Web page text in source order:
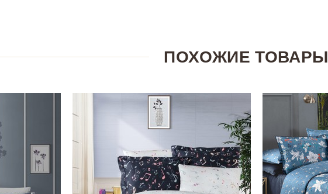
ПОХОЖИЕ ТОВАРЫ